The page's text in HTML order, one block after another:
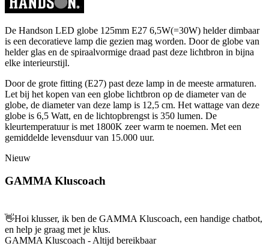
De Handson LED globe 125mm E27 6,5W(=30W) helder dimbaar
is een decoratieve lamp die gezien mag worden. Door de globe van
helder glas en de spiraalvormige draad past deze lichtbron in bijna
elke interieurstijl.
Door de grote fitting (E27) past deze lamp in de meeste armaturen.
Let bij het kopen van een globe lichtbron op de diameter van de
globe, de diameter van deze lamp is 12,5 cm. Het wattage van deze
globe is 6,5 Watt, en de lichtopbrengst is 350 lumen. De
kleurtemperatuur is met 1800K zeer warm te noemen. Met een
gemiddelde levensduur van 15.000 uur.
Nieuw
GAMMA Kluscoach
👋Hoi klusser, ik ben de GAMMA Kluscoach, een handige chatbot,
en help je graag met je klus.
GAMMA Kluscoach - Altijd bereikbaar